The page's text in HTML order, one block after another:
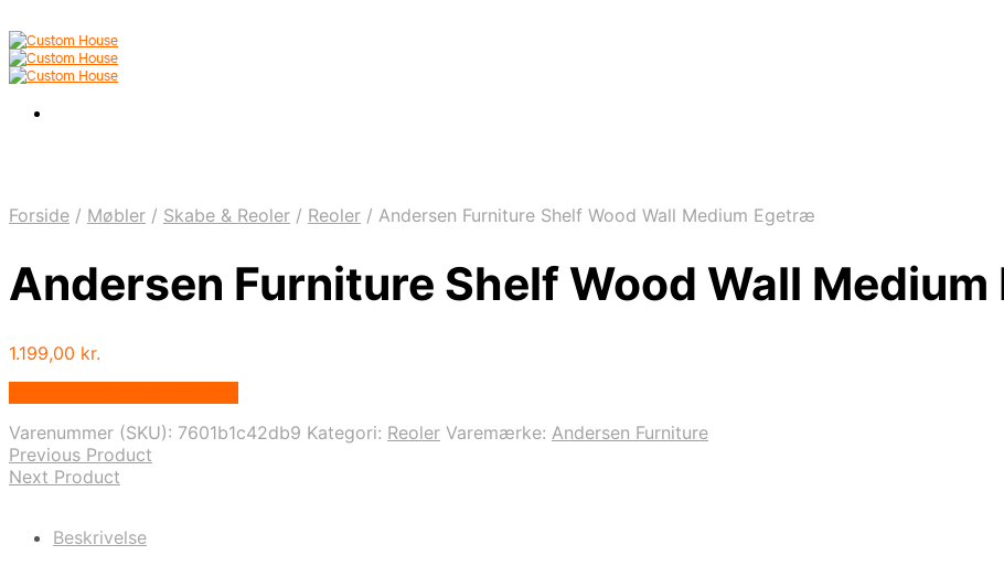
Forside / Møbler / Skabe & Reoler / Reoler / Andersen Furniture Shelf Wood Wall Medium Egetræ
Andersen Furniture Shelf Wood Wall
1.199,00 kr.
Varenummer (SKU): 7601b1c42db9 Kategori: Reoler Varemærke: Andersen Furniture
Previous Product
Next Product
Beskrivelse